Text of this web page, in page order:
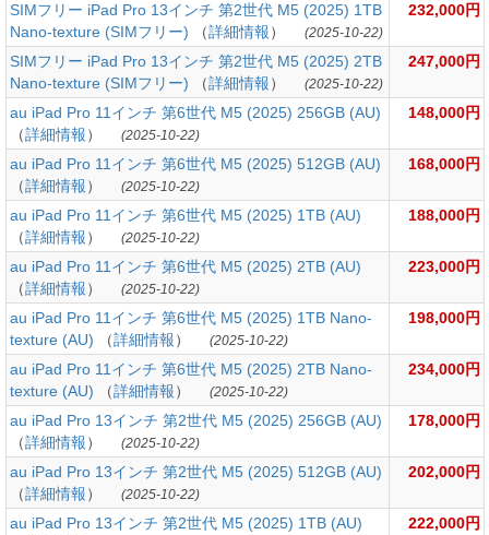
SIMフリー iPad Pro 13インチ 第2世代 M5 (2025) 1TB
Nano-texture (SIMフリー)
（詳細情報） (2025-10-22)
232,000円
SIMフリー iPad Pro 13インチ 第2世代 M5 (2025) 2TB
Nano-texture (SIMフリー)
（詳細情報） (2025-10-22)
247,000円
au iPad Pro 11インチ 第6世代 M5 (2025) 256GB (AU)
（詳細情報） (2025-10-22)
148,000円
au iPad Pro 11インチ 第6世代 M5 (2025) 512GB (AU)
（詳細情報） (2025-10-22)
168,000円
au iPad Pro 11インチ 第6世代 M5 (2025) 1TB (AU)
（詳細情報） (2025-10-22)
188,000円
au iPad Pro 11インチ 第6世代 M5 (2025) 2TB (AU)
（詳細情報） (2025-10-22)
223,000円
au iPad Pro 11インチ 第6世代 M5 (2025) 1TB Nano-
texture (AU)
（詳細情報） (2025-10-22)
198,000円
au iPad Pro 11インチ 第6世代 M5 (2025) 2TB Nano-
texture (AU)
（詳細情報） (2025-10-22)
234,000円
au iPad Pro 13インチ 第2世代 M5 (2025) 256GB (AU)
（詳細情報） (2025-10-22)
178,000円
au iPad Pro 13インチ 第2世代 M5 (2025) 512GB (AU)
（詳細情報） (2025-10-22)
202,000円
au iPad Pro 13インチ 第2世代 M5 (2025) 1TB (AU)
222,000円